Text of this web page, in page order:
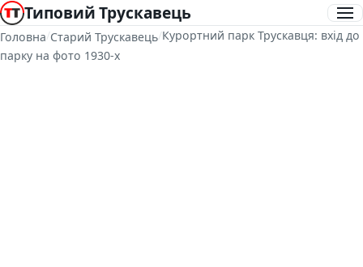
Типовий Трускавець
Головна/Старий Трускавець/Курортний парк Трускавця: вхід до
парку на фото 1930-х